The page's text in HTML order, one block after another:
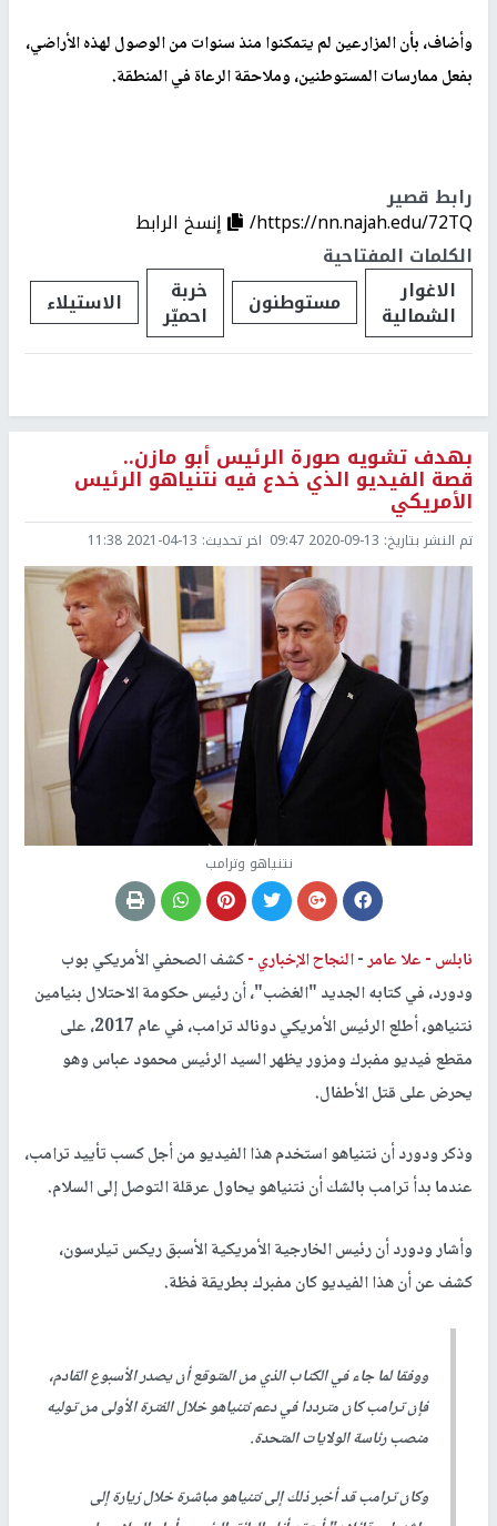
وأضاف، بأن المزارعين لم يتمكنوا منذ سنوات من الوصول لهذه الأراضي،
بفعل ممارسات المستوطنين، وملاحقة الرعاة في المنطقة.
رابط قصير
https://nn.najah.edu/72TQ/
إنسخ الرابط
الكلمات المفتاحية
الاغوار
الشمالية مستوطنون خربة
احميّر الاستيلاء
بهدف تشويه صورة الرئيس أبو مازن..
قصة الفيديو الذي خدع فيه نتنياهو الرئيس
الأمريكي
تم النشر بتاريخ: 2020-09-13 09:47 اخر تحديث: 2021-04-13 11:38
نتنياهو وترامب
نابلس -علا عامر-النجاح الإخباري -كشف الصحفي الأمريكي بوب
ودورد، في كتابه الجديد "الغضب"، أن رئيس حكومة الاحتلال بنيامين
نتنياهو، أطلع الرئيس الأمريكي دونالد ترامب، في عام 2017، على
مقطع فيديو مفبرك ومزور يظهر السيد الرئيس محمود عباس وهو
يحرض على قتل الأطفال.
وذكر ودورد أن نتنياهو استخدم هذا الفيديو من أجل كسب تأييد ترامب،
عندما بدأ ترامب بالشك أن نتنياهو يحاول عرقلة التوصل إلى السلام.
وأشار ودورد أن رئيس الخارجية الأمريكية الأسبق ريكس تيلرسون،
كشف عن أن هذا الفيديو كان مفبرك بطريقة فظة.
ووفقا لما جاء في الكتاب الذي من المتوقع أن يصدر الأسبوع القادم،
فإن ترامب كان مترددا في دعم نتنياهو خلال الفترة الأولى من توليه
منصب رئاسة الولايات المتحدة.
وكان ترامب قد أخبر ذلك إلى نتنياهو مباشرة خلال زيارة إلى